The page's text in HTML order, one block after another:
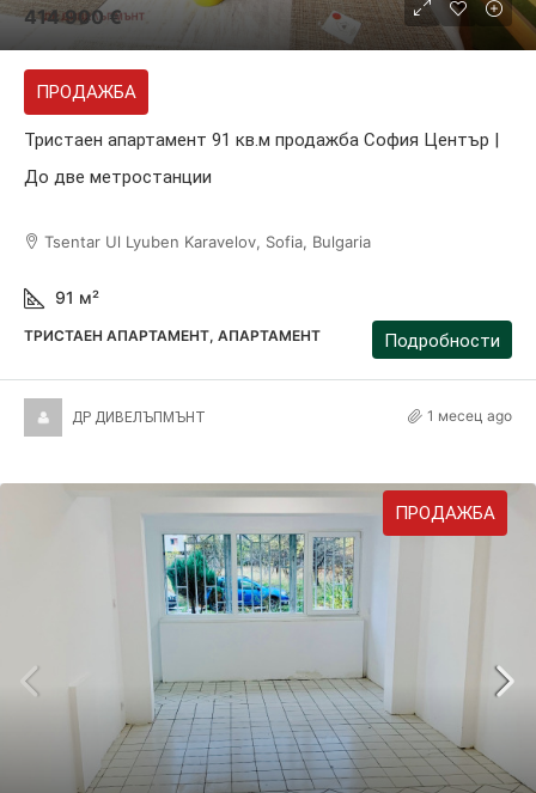
414 900 €
ПРОДАЖБА
Тристаен апартамент 91 кв.м продажба София Център |
До две метростанции
Tsentar Ul Lyuben Karavelov, Sofia, Bulgaria
91 м²
ТРИСТАЕН АПАРТАМЕНТ, АПАРТАМЕНТ Подробности
ДР ДИВЕЛЪПМЪНТ 1 месец ago
ПРОДАЖБА